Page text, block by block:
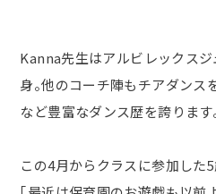
Kanna先生はアルビレックス
身。他のコーチ陣もチアダンス
など豊富なダンス歴を誇ります
この4月からクラスに参加した5